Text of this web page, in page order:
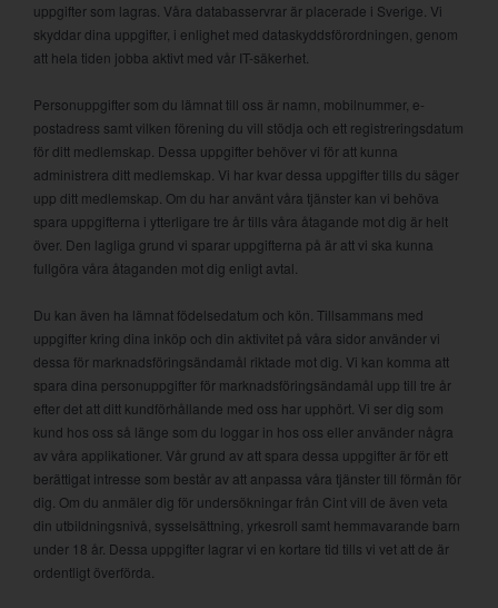
uppgifter som lagras. Våra databasservrar är placerade i Sverige. Vi
skyddar dina uppgifter, i enlighet med dataskyddsförordningen, genom
att hela tiden jobba aktivt med vår IT-säkerhet.
Personuppgifter som du lämnat till oss är namn, mobilnummer, e-
postadress samt vilken förening du vill stödja och ett registreringsdatum
för ditt medlemskap. Dessa uppgifter behöver vi för att kunna
administrera ditt medlemskap. Vi har kvar dessa uppgifter tills du säger
upp ditt medlemskap. Om du har använt våra tjänster kan vi behöva
spara uppgifterna i ytterligare tre år tills våra åtagande mot dig är helt
över. Den lagliga grund vi sparar uppgifterna på är att vi ska kunna
fullgöra våra åtaganden mot dig enligt avtal.
Du kan även ha lämnat födelsedatum och kön. Tillsammans med
uppgifter kring dina inköp och din aktivitet på våra sidor använder vi
dessa för marknadsföringsändamål riktade mot dig. Vi kan komma att
spara dina personuppgifter för marknadsföringsändamål upp till tre år
efter det att ditt kundförhållande med oss har upphört. Vi ser dig som
kund hos oss så länge som du loggar in hos oss eller använder några
av våra applikationer. Vår grund av att spara dessa uppgifter är för ett
berättigat intresse som består av att anpassa våra tjänster till förmån för
dig. Om du anmäler dig för undersökningar från Cint vill de även veta
din utbildningsnivå, sysselsättning, yrkesroll samt hemmavarande barn
under 18 år. Dessa uppgifter lagrar vi en kortare tid tills vi vet att de är
ordentligt överförda.